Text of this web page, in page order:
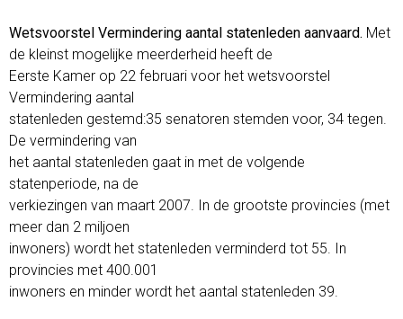
Wetsvoorstel Vermindering aantal statenleden aanvaard. Met
de kleinst mogelijke meerderheid heeft de
Eerste Kamer op 22 februari voor het wetsvoorstel
Vermindering aantal
statenleden gestemd:35 senatoren stemden voor, 34 tegen.
De vermindering van
het aantal statenleden gaat in met de volgende
statenperiode, na de
verkiezingen van maart 2007. In de grootste provincies (met
meer dan 2 miljoen
inwoners) wordt het statenleden verminderd tot 55. In
provincies met 400.001
inwoners en minder wordt het aantal statenleden 39.